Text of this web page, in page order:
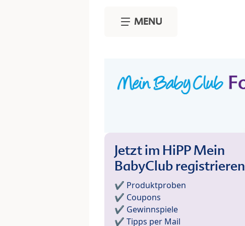
MENU
Jetzt im HiPP Mein
BabyClub registrieren
✔️ Produktproben
✔️ Coupons
✔️ Gewinnspiele
✔️ Tipps per Mail